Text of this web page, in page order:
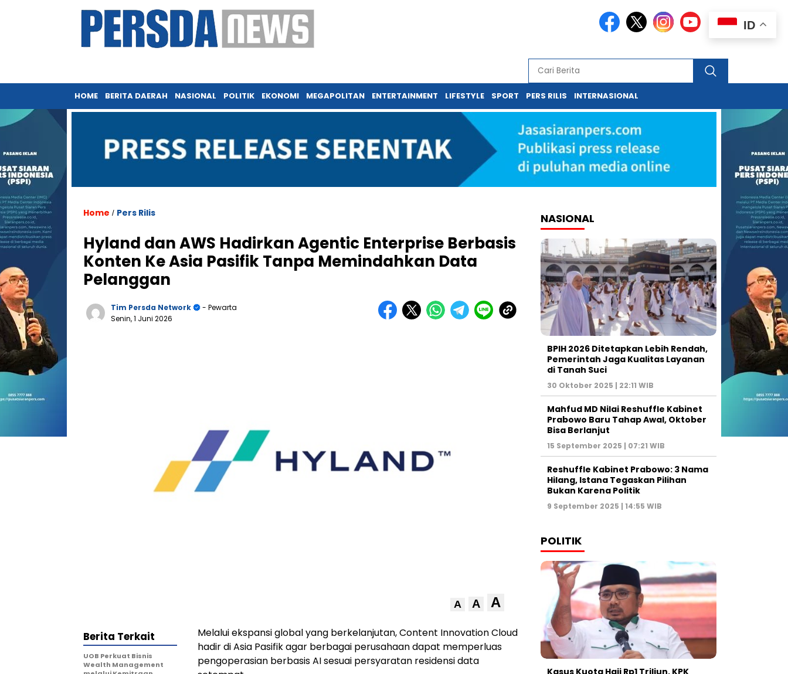
HOME BERITA DAERAH NASIONAL POLITIK EKONOMI MEGAPOLITAN ENTERTAINMENT LIFESTYLE SPORT PERS RILIS INTERNASIONAL
Home / Pers Rilis
Hyland dan AWS Hadirkan Agentic Enterprise Berbasis
Konten Ke Asia Pasifik Tanpa Memindahkan Data
Pelanggan
Tim Persda Network
- Pewarta
Senin, 1 Juni 2026
A A A
Melalui ekspansi global yang berkelanjutan, Content Innovation Cloud
hadir di Asia Pasifik agar berbagai perusahaan dapat memperluas
pengoperasian berbasis AI sesuai persyaratan residensi data
Berita Terkait
UOB Perkuat Bisnis
Wealth Management
NASIONAL
BPIH 2026 Ditetapkan Lebih Rendah,
Pemerintah Jaga Kualitas Layanan
di Tanah Suci
30 Oktober 2025 | 22:11 WIB
Mahfud MD Nilai Reshuffle Kabinet
Prabowo Baru Tahap Awal, Oktober
Bisa Berlanjut
15 September 2025 | 07:21 WIB
Reshuffle Kabinet Prabowo: 3 Nama
Hilang, Istana Tegaskan Pilihan
Bukan Karena Politik
9 September 2025 | 14:55 WIB
POLITIK
ID